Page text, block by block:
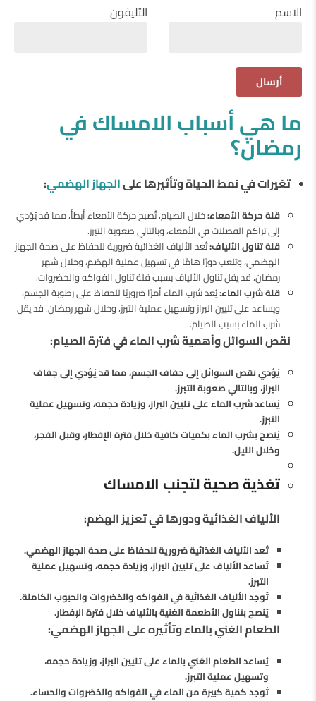
الاسم التليفون
ما هي أسباب الامساك في
رمضان؟
تغيرات في نمط الحياة وتأثيرها علىالجهاز الهضمي:
قلة حركة الأمعاء:خلال الصيام، تُصبح حركة الأمعاء أبطأ، مما قد يُؤدي
إلى تراكم الفضلات في الأمعاء، وبالتالي صعوبة التبرز.
قلة تناول الألياف:تُعد الألياف الغذائية ضرورية للحفاظ على صحة الجهاز
الهضمي، وتلعب دورًا هامًا في تسهيل عملية الهضم، وخلال شهر
رمضان، قد يقل تناول الألياف بسبب قلة تناول الفواكه والخضروات.
قلة شرب الماء:يُعد شرب الماء أمرًا ضروريًا للحفاظ على رطوبة الجسم،
ويساعد على تليين البراز وتسهيل عملية التبرز، وخلال شهر رمضان، قد يقل
شرب الماء بسبب الصيام.
نقص السوائل وأهمية شرب الماء في فترة الصيام:
يُؤدي نقص السوائل إلى جفاف الجسم، مما قد يُؤدي إلى جفاف
البراز، وبالتالي صعوبة التبرز.
يُساعد شرب الماء على تليين البراز، وزيادة حجمه، وتسهيل عملية
التبرز.
يُنصح بشرب الماء بكميات كافية خلال فترة الإفطار، وقبل الفجر،
وخلال الليل.
تغذية صحية لتجنب الامساك
الألياف الغذائية ودورها في تعزيز الهضم:
تُعد الألياف الغذائية ضرورية للحفاظ على صحة الجهاز الهضمي.
تُساعد الألياف على تليين البراز، وزيادة حجمه، وتسهيل عملية
التبرز.
تُوجد الألياف الغذائية في الفواكه والخضروات والحبوب الكاملة.
يُنصح بتناول الأطعمة الغنية بالألياف خلال فترة الإفطار.
الطعام الغني بالماء وتأثيره على الجهاز الهضمي:
يُساعد الطعام الغني بالماء على تليين البراز، وزيادة حجمه،
وتسهيل عملية التبرز.
تُوجد كمية كبيرة من الماء في الفواكه والخضروات والحساء.